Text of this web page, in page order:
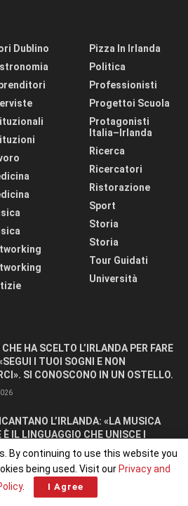
Dublino
Pizza In Irlanda
Politica
Professionisti
Progettoi Scuola
Protagonisti
Italia–Irlanda
Ricerca
Ricercatori
Ristorazione
Sport
Storia
Storia
Tour Guidati
Università
HA SCELTO L’IRLANDA PER FARE
I TUOI SOGNI E NON
SI CONOSCONO IN UN OSTELLO.
L’IRLANDA: «LA MUSICA
È IL LINGUAGGIO CHE UNISCE I
By continuing to use this website you
being used. Visit our Privacy and
. I Agree